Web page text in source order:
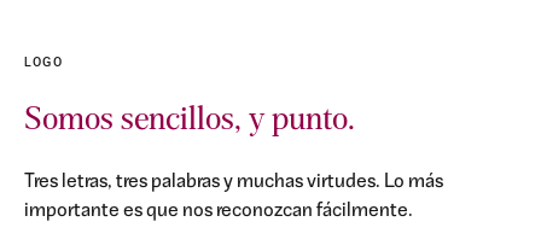
LOGO
Somos sencillos, y punto.
Tres letras, tres palabras y muchas virtudes. Lo más
importante es que nos reconozcan fácilmente.